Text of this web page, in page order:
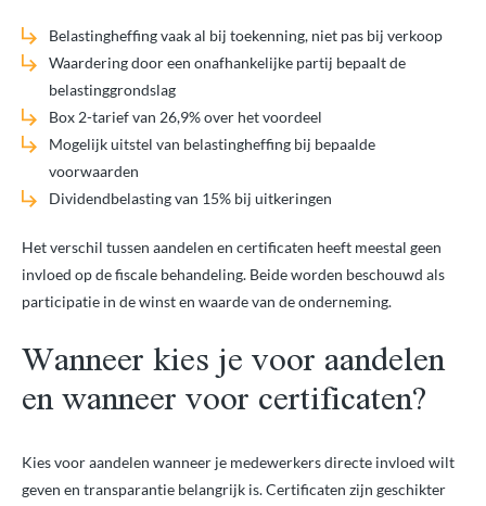
Belastingheffing vaak al bij toekenning, niet pas bij verkoop
Waardering door een onafhankelijke partij bepaalt de
belastinggrondslag
Box 2-tarief van 26,9% over het voordeel
Mogelijk uitstel van belastingheffing bij bepaalde
voorwaarden
Dividendbelasting van 15% bij uitkeringen
Het verschil tussen aandelen en certificaten heeft meestal geen
invloed op de fiscale behandeling. Beide worden beschouwd als
participatie in de winst en waarde van de onderneming.
Wanneer kies je voor aandelen
en wanneer voor certificaten?
Kies voor aandelen wanneer je medewerkers directe invloed wilt
geven en transparantie belangrijk is. Certificaten zijn geschikter